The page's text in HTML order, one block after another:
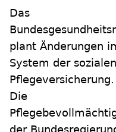
Das
plant Änderungen
System der sozialen
Pflegeversicherung.
Die
der